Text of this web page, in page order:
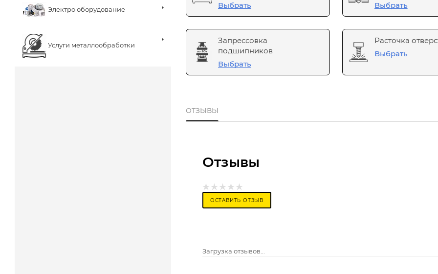
Электро оборудование
Услуги металлообработки
Выбрать
Выбрать
Запрессовка
подшипников
Выбрать
Расточка
Выбрать
ОТЗЫВЫ
Отзывы
ОСТАВИТЬ ОТЗЫВ
Загрузка отзывов...